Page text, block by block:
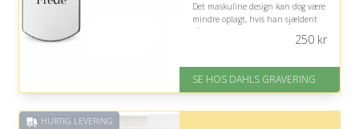
Det maskuline design kan dog være
mindre oplagt, hvis han sjældent
går med smykker eller foretrækker
På lager
Levering: 2-3 dage
på 4.8 ud af 5
250kr
SE HOS DAHLS GRAVERING
HURTIG LEVERING